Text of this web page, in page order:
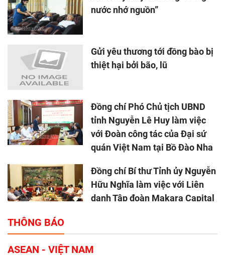
nước nhớ nguồn”
Gửi yêu thương tới đồng bào bị
thiệt hại bởi bão, lũ
Đồng chí Phó Chủ tịch UBND
tỉnh Nguyễn Lê Huy làm việc
với Đoàn công tác của Đại sứ
quán Việt Nam tại Bồ Đào Nha
Đồng chí Bí thư Tỉnh ủy Nguyễn
Hữu Nghĩa làm việc với Liên
danh Tập đoàn Makara Capital
Tổng thu ngân sách nhà nước 9
tháng đầu năm 2025 đạt trên
THÔNG BÁO
ASEAN - VIỆT NAM